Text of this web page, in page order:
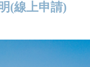
(線上申請)